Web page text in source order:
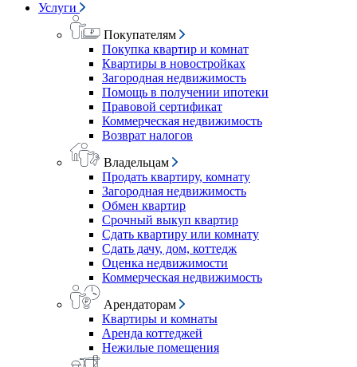
Услуги
Покупателям
Покупка квартир и комнат
Квартиры в новостройках
Загородная недвижимость
Помощь в получении ипотеки
Правовой сертификат
Коммерческая недвижимость
Возврат налогов
Владельцам
Продать квартиру, комнату
Загородная недвижимость
Обмен квартир
Срочный выкуп квартир
Сдать квартиру или комнату
Сдать дачу, дом, коттедж
Оценка недвижимости
Коммерческая недвижимость
Арендаторам
Квартиры и комнаты
Аренда коттеджей
Нежилые помещения